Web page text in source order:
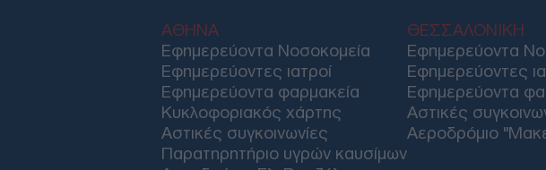
ΑΘΗΝΑ
Εφημερεύοντα Νοσοκομεία
Εφημερεύοντες ιατροί
Εφημερεύοντα φαρμακεία
Κυκλοφοριακός χάρτης
Αστικές συγκοινωνίες
Παρατηρητήριο υγρών καυσίμων
ΘΕΣΣΑΛΟΝΙΚΗ
Εφημερεύοντα
Εφημερεύοντες
Εφημερεύοντα
Αστικές
Αεροδρόμιο